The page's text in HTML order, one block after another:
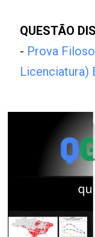
QUESTÃO
- Prova
Licenciatura)